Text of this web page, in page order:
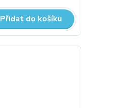
Přidat do košíku